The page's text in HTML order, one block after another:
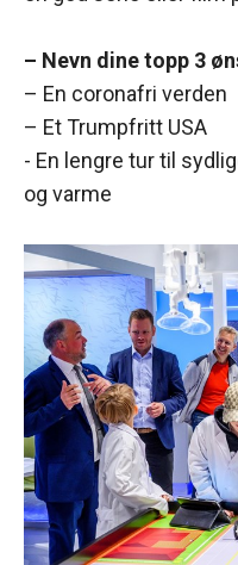
– Nevn dine topp 3
– En coronafri verden
– Et Trumpfritt USA
- En lengre tur til
og varme